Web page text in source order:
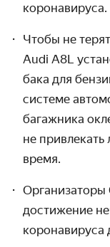
коронавируса.
Чтобы не
Audi A8L
бака для
системе
багажника
не
время.
Организаторы
достижение
коронавируса